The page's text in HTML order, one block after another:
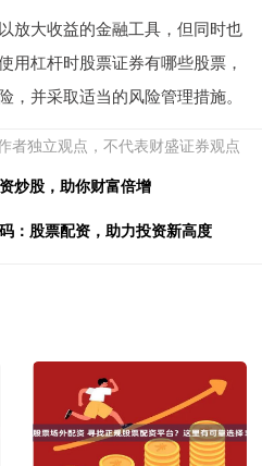
放大收益的金融工具，但同时也
用杠杆时股票证券有哪些股票，
并采取适当的风险管理措施。
者独立观点，不代表财盛证券观点
炒股，助你财富倍增
：股票配资，助力投资新高度